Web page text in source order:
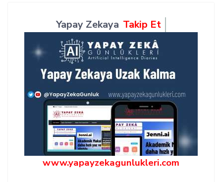
Yapay Zekaya Takip Et
www.yapayzekagunlukleri.com